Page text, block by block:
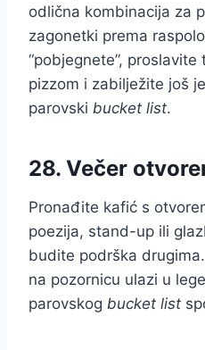
odlična kombinacija za
zagonetki prema
“pobjegnete”,
pizzom i zabilježite još
parovski bucket list.
28. Večer
Pronađite kafić s
poezija, stand-up ili
budite podrška
na pozornicu ulazi u
parovskog bucket list